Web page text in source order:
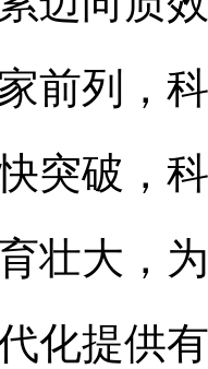
前列，
突破，
壮大，
化提供